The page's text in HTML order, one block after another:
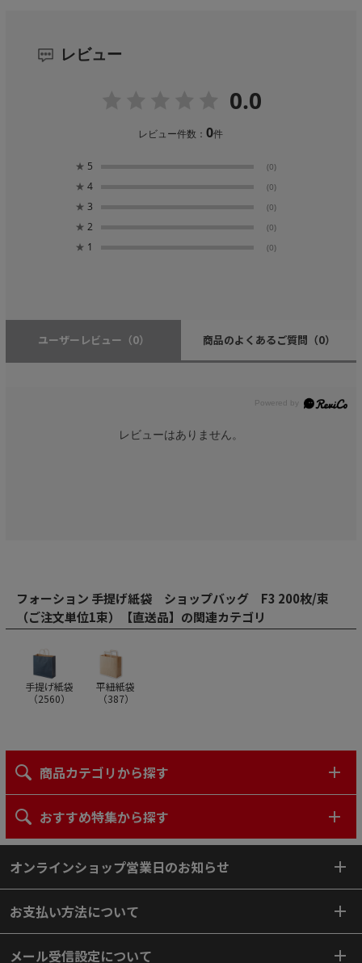
レビュー
0.0
レビュー件数：0件
★ 5 (0)
★ 4 (0)
★ 3 (0)
★ 2 (0)
★ 1 (0)
ユーザーレビュー （0） 商品のよくあるご質問 （0）
レビューはありません。
フォーション 手提げ紙袋 ショップバッグ F3 200枚/束
（ご注文単位1束）【直送品】の関連カテゴリ
手提げ紙袋
（2560）
平紐紙袋
（387）
商品カテゴリから探す
おすすめ特集から探す
オンラインショップ営業日のお知らせ
お支払い方法について
メール受信設定について